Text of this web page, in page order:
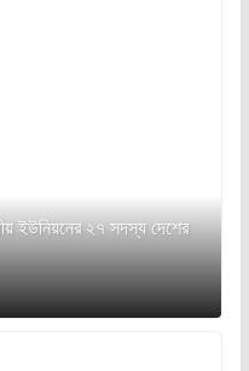
ইউনিয়নের ২৭ সদস্য দেশের